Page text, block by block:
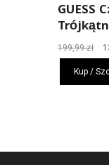
GUESS
199,99zł
Kup /